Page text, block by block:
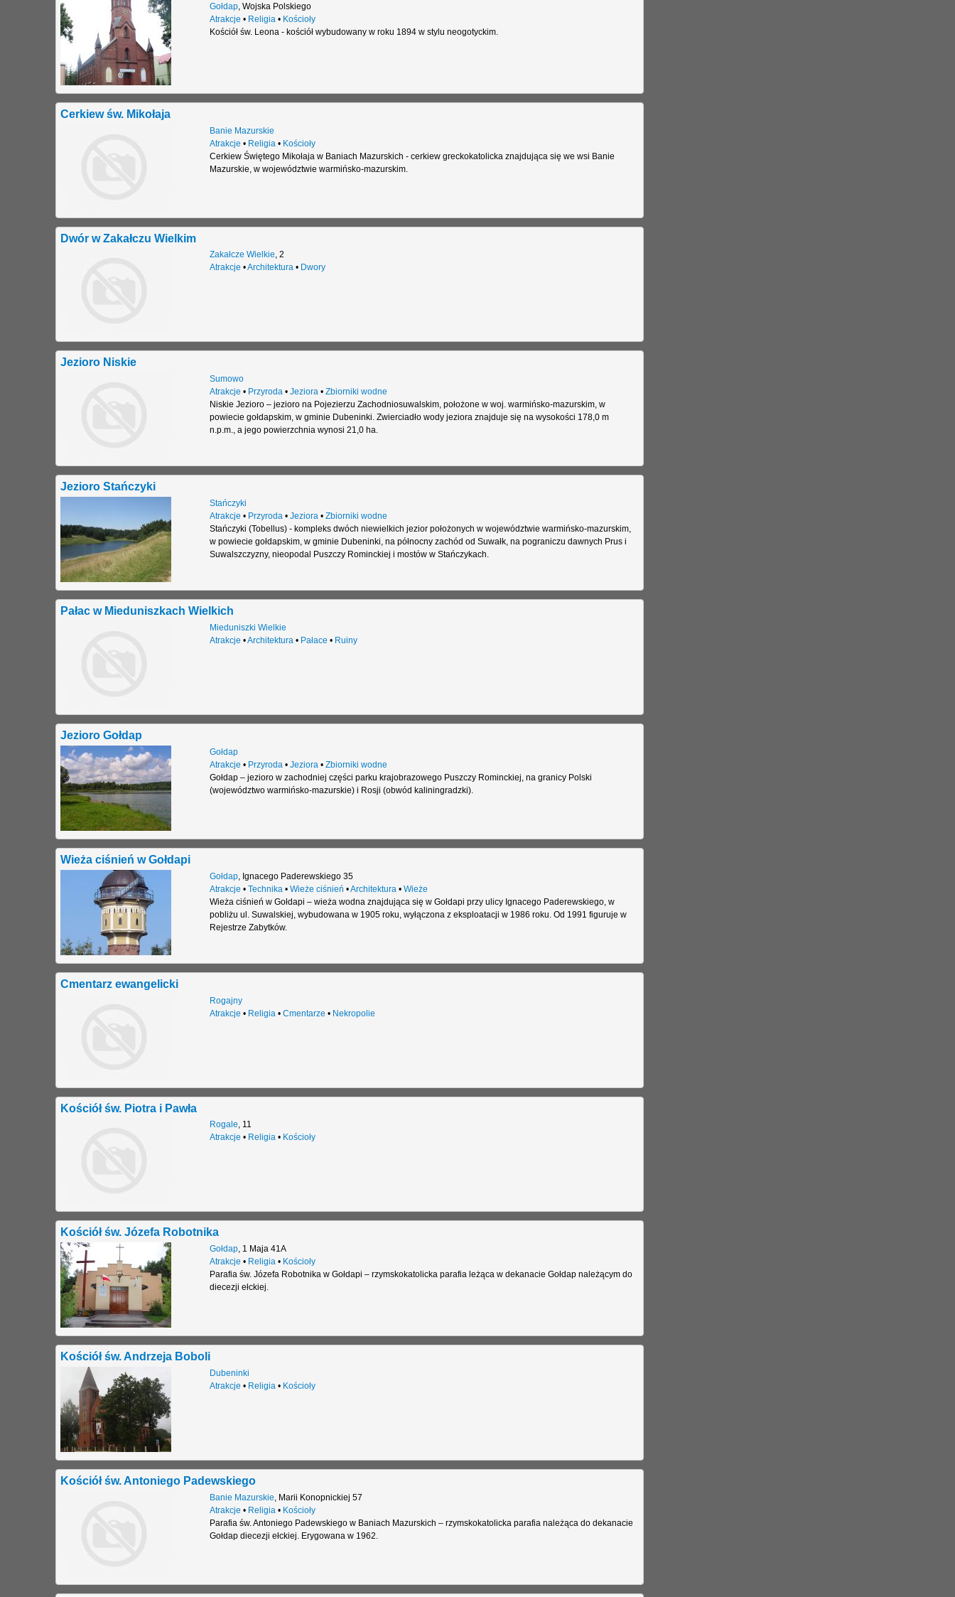
Gołdap, Wojska Polskiego
Atrakcje • Religia • Kościoły
Kościół św. Leona - kościół wybudowany w roku 1894 w stylu neogotyckim.
Cerkiew św. Mikołaja
Banie Mazurskie
Atrakcje • Religia • Kościoły
Cerkiew Świętego Mikołaja w Baniach Mazurskich - cerkiew greckokatolicka znajdująca się we wsi Banie
Mazurskie, w województwie warmińsko-mazurskim.
Dwór w Zakałczu Wielkim
Zakałcze Wielkie, 2
Atrakcje •Architektura• Dwory
Jezioro Niskie
Sumowo
Atrakcje • Przyroda• Jeziora• Zbiorniki wodne
Niskie Jezioro – jezioro na Pojezierzu Zachodniosuwalskim, położone w woj. warmińsko-mazurskim, w
powiecie gołdapskim, w gminie Dubeninki. Zwierciadło wody jeziora znajduje się na wysokości 178,0 m
n.p.m., a jego powierzchnia wynosi 21,0 ha.
Jezioro Stańczyki
Stańczyki
Atrakcje • Przyroda• Jeziora• Zbiorniki wodne
Stańczyki (Tobellus) - kompleks dwóch niewielkich jezior położonych w województwie warmińsko-mazurskim,
w powiecie gołdapskim, w gminie Dubeninki, na północny zachód od Suwałk, na pograniczu dawnych Prus i
Suwalszczyzny, nieopodal Puszczy Rominckiej i mostów w Stańczykach.
Pałac w Mieduniszkach Wielkich
Mieduniszki Wielkie
Atrakcje •Architektura• Pałace • Ruiny
Jezioro Gołdap
Gołdap
Atrakcje • Przyroda• Jeziora• Zbiorniki wodne
Gołdap – jezioro w zachodniej części parku krajobrazowego Puszczy Rominckiej, na granicy Polski
(województwo warmińsko-mazurskie) i Rosji (obwód kaliningradzki).
Wieża ciśnień w Gołdapi
Gołdap, Ignacego Paderewskiego 35
Atrakcje • Technika • Wieże ciśnień •Architektura • Wieże
Wieża ciśnień w Gołdapi – wieża wodna znajdująca się w Gołdapi przy ulicy Ignacego Paderewskiego, w
pobliżu ul. Suwalskiej, wybudowana w 1905 roku, wyłączona z eksploatacji w 1986 roku. Od 1991 figuruje w
Rejestrze Zabytków.
Cmentarz ewangelicki
Rogajny
Atrakcje • Religia • Cmentarze • Nekropolie
Kościół św. Piotra i Pawła
Rogale, 11
Atrakcje • Religia• Kościoły
Kościół św. Józefa Robotnika
Gołdap, 1 Maja 41A
Atrakcje • Religia• Kościoły
Parafia św. Józefa Robotnika w Gołdapi – rzymskokatolicka parafia leżąca w dekanacie Gołdap należącym do
diecezji ełckiej.
Kościół św. Andrzeja Boboli
Dubeninki
Atrakcje • Religia• Kościoły
Kościół św. Antoniego Padewskiego
Banie Mazurskie, Marii Konopnickiej 57
Atrakcje • Religia• Kościoły
Parafia św. Antoniego Padewskiego w Baniach Mazurskich – rzymskokatolicka parafia należąca do dekanacie
Gołdap diecezji ełckiej. Erygowana w 1962.